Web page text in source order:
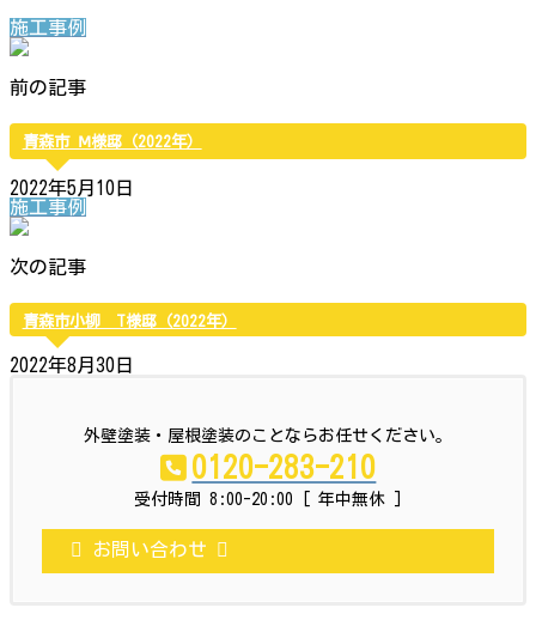
施工事例
前の記事
青森市 Ⅿ様邸（2022年）
2022年5月10日
施工事例
次の記事
青森市小柳 T様邸（2022年）
2022年8月30日
外壁塗装・屋根塗装のことならお任せください。
0120-283-210
受付時間 8:00-20:00 [ 年中無休 ]
お問い合わせ